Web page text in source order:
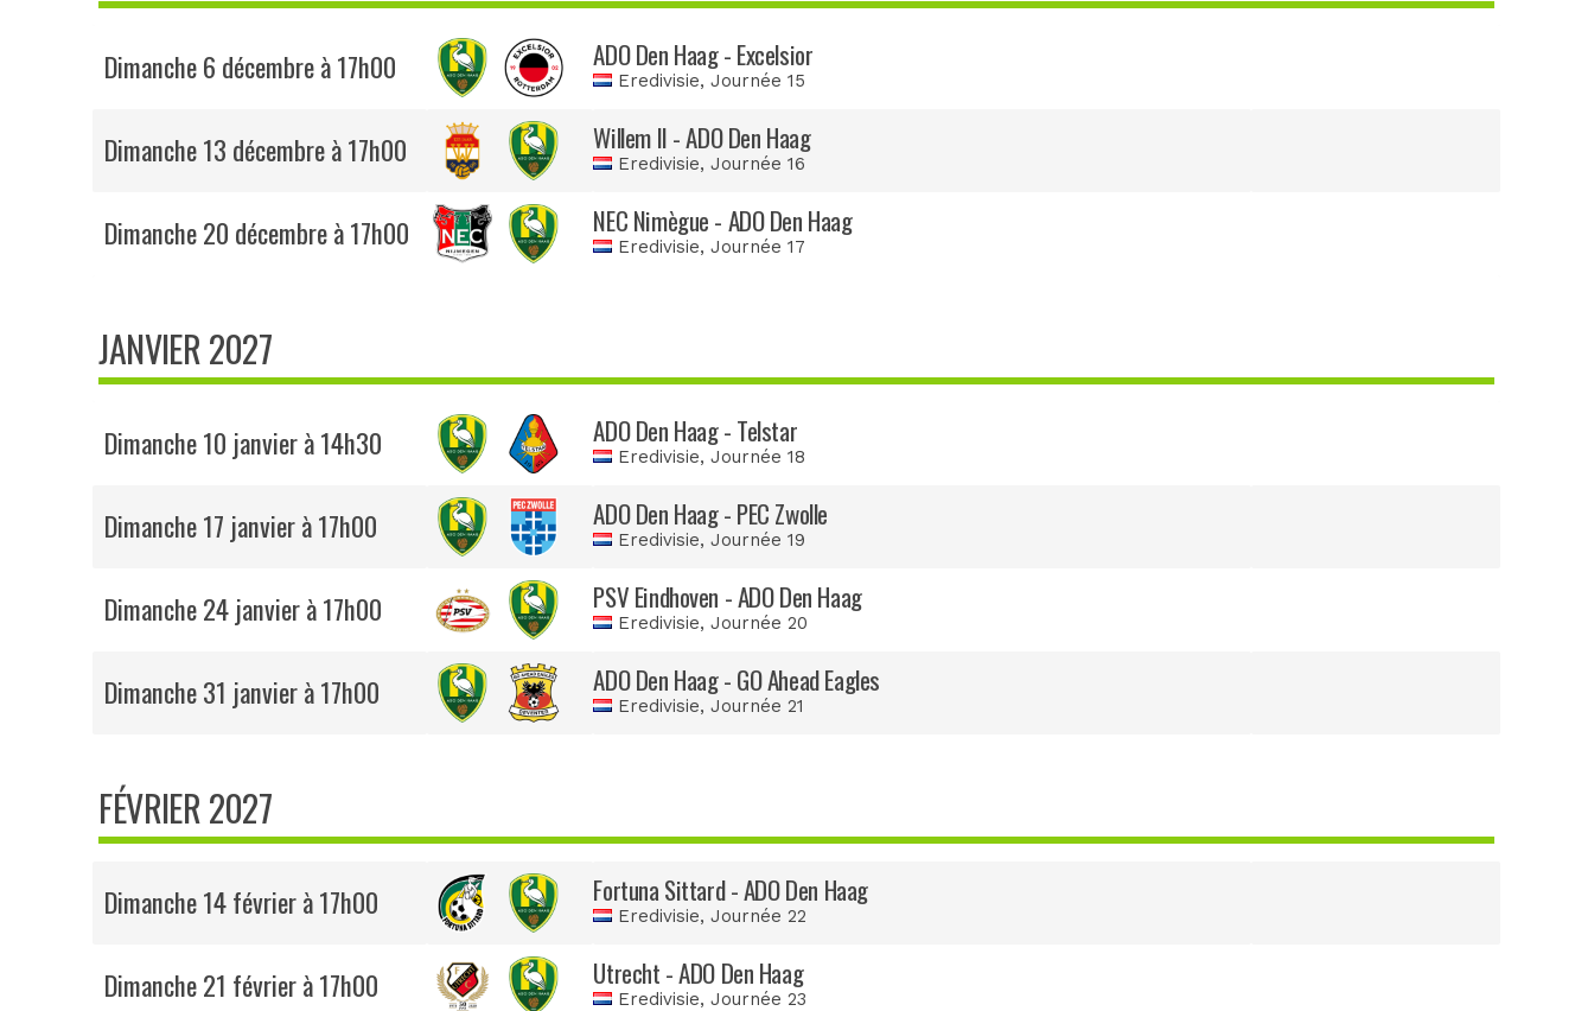
Dimanche 6 décembre à 17h00 ADO Den Haag - Excelsior
Eredivisie, Journée 15
Dimanche 13 décembre à 17h00 Willem II - ADO Den Haag
Eredivisie, Journée 16
Dimanche 20 décembre à 17h00 NEC Nimègue - ADO Den Haag
Eredivisie, Journée 17
JANVIER 2027
Dimanche 10 janvier à 14h30 ADO Den Haag - Telstar
Eredivisie, Journée 18
Dimanche 17 janvier à 17h00 ADO Den Haag - PEC Zwolle
Eredivisie, Journée 19
Dimanche 24 janvier à 17h00 PSV Eindhoven - ADO Den Haag
Eredivisie, Journée 20
Dimanche 31 janvier à 17h00 ADO Den Haag - GO Ahead Eagles
Eredivisie, Journée 21
FÉVRIER 2027
Dimanche 14 février à 17h00 Fortuna Sittard - ADO Den Haag
Eredivisie, Journée 22
Dimanche 21 février à 17h00 Utrecht - ADO Den Haag
Eredivisie, Journée 23